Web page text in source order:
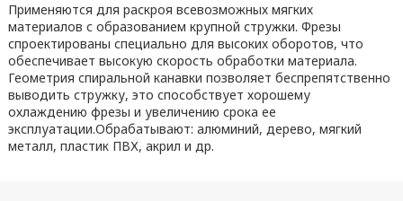
Применяются для раскроя всевозможных мягких
материалов с образованием крупной стружки. Фрезы
спроектированы специально для высоких оборотов, что
обеспечивает высокую скорость обработки материала.
Геометрия спиральной канавки позволяет беспрепятственно
выводить стружку, это способствует хорошему
охлаждению фрезы и увеличению срока ее
эксплуатации.Обрабатывают: алюминий, дерево, мягкий
металл, пластик ПВХ, акрил и др.